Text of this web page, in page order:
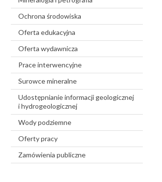
Ochrona środowiska
Oferta edukacyjna
Oferta wydawnicza
Prace interwencyjne
Surowce mineralne
Udostępnianie informacji geologicznej
i hydrogeologicznej
Wody podziemne
Oferty pracy
Zamówienia publiczne